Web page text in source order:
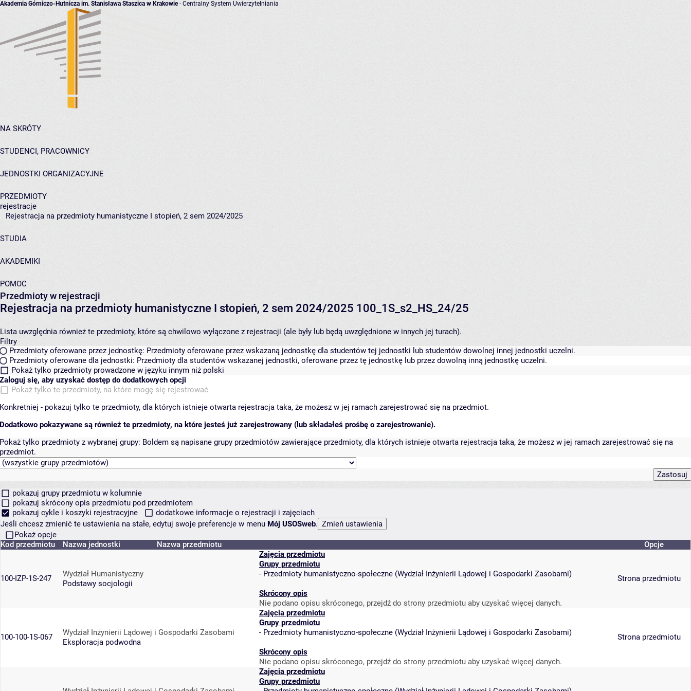
Akademia Górniczo-Hutnicza im. Stanisława Staszica w Krakowie- Centralny System Uwierzytelniania
NA SKRÓTY
STUDENCI, PRACOWNICY
JEDNOSTKI ORGANIZACYJNE
PRZEDMIOTY
rejestracje
Rejestracja na przedmioty humanistyczne I stopień, 2 sem 2024/2025
STUDIA
AKADEMIKI
POMOC
Przedmioty w rejestracji
Rejestracja na przedmioty humanistyczne I stopień, 2 sem 2024/2025 100_1S_s2_HS_24/25
Lista uwzględnia również te przedmioty, które są chwilowo wyłączone z rejestracji (ale były lub będą uwzględnione w innych jej turach).
Filtry
Przedmioty oferowane przez jednostkę: Przedmioty oferowane przez wskazaną jednostkę dla studentów tej jednostki lub studentów dowolnej innej jednostki uczelni.
Przedmioty oferowane dla jednostki: Przedmioty dla studentów wskazanej jednostki, oferowane przez tę jednostkę lub przez dowolną inną jednostkę uczelni.
Pokaż tylko przedmioty prowadzone w języku innym niż polski
Zaloguj się, aby uzyskać dostęp do dodatkowych opcji
Pokaż tylko te przedmioty, na które mogę się rejestrować
Konkretniej - pokazuj tylko te przedmioty, dla których istnieje otwarta rejestracja taka, że możesz w jej ramach zarejestrować się na przedmiot.
Dodatkowo pokazywane są również te przedmioty, na które jesteś już zarejestrowany (lub składałeś prośbę o zarejestrowanie).
Pokaż tylko przedmioty z wybranej grupy: Boldem są napisane grupy przedmiotów zawierające przedmioty, dla których istnieje otwarta rejestracja taka, że możesz w jej ramach zarejestrować się na
przedmiot.
pokazuj grupy przedmiotu w kolumnie
pokazuj skrócony opis przedmiotu pod przedmiotem
pokazuj cykle i koszyki rejestracyjne
dodatkowe informacje o rejestracji i zajęciach
Jeśli chcesz zmienić te ustawienia na stałe, edytuj swoje preferencje w menu Mój USOSweb.
Pokaż opcje
Kod przedmiotu
Nazwa jednostki Nazwa przedmiotu Opcje
100-IZP-1S-247
Wydział Humanistyczny
Podstawy socjologii
Zajęcia przedmiotu
Grupy przedmiotu
- Przedmioty humanistyczno-społeczne (Wydział Inżynierii Lądowej i Gospodarki Zasobami)
Skrócony opis
Nie podano opisu skróconego, przejdź do strony przedmiotu aby uzyskać więcej danych.
Strona przedmiotu
100-100-1S-067
Wydział Inżynierii Lądowej i Gospodarki Zasobami
Eksploracja podwodna
Zajęcia przedmiotu
Grupy przedmiotu
- Przedmioty humanistyczno-społeczne (Wydział Inżynierii Lądowej i Gospodarki Zasobami)
Skrócony opis
Nie podano opisu skróconego, przejdź do strony przedmiotu aby uzyskać więcej danych.
Strona przedmiotu
Zajęcia przedmiotu
Grupy przedmiotu